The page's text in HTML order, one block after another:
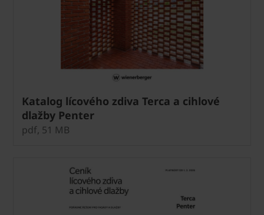
Katalog lícového zdiva Terca a cihlové
dlažby Penter
pdf, 51 MB